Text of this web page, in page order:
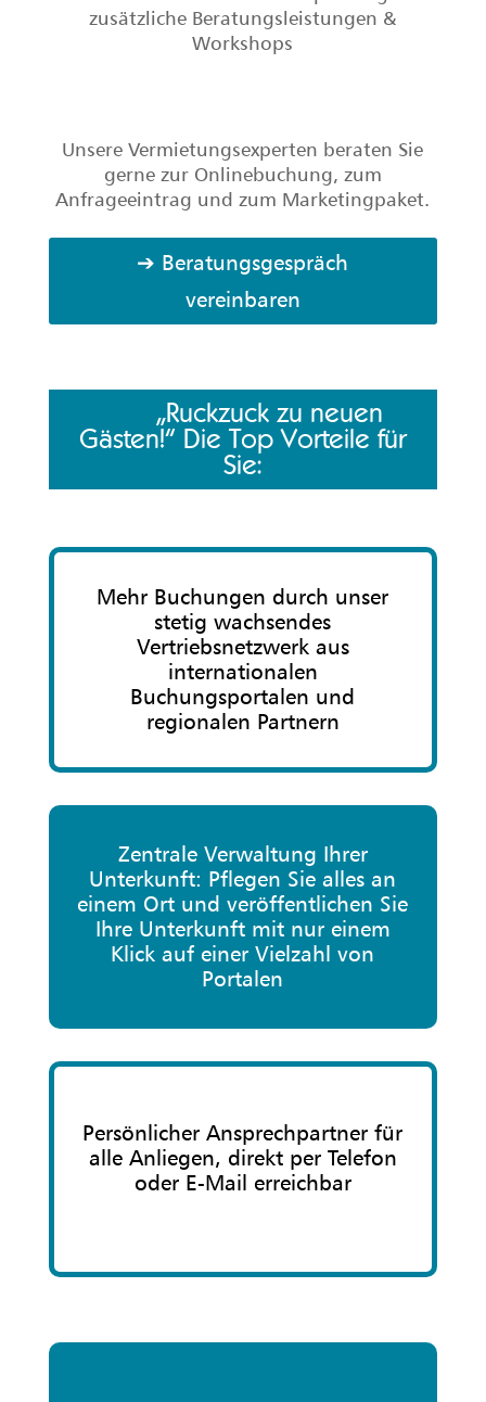
zusätzliche Beratungsleistungen &
Workshops
Unsere Vermietungsexperten beraten Sie
gerne zur Onlinebuchung, zum
Anfrageeintrag und zum Marketingpaket.
➔ Beratungsgespräch
vereinbaren
„Ruckzuck zu neuen
Gästen!“ Die Top Vorteile für
Sie:
Mehr Buchungen durch unser
stetig wachsendes
Vertriebsnetzwerk aus
internationalen
Buchungsportalen und
regionalen Partnern
Zentrale Verwaltung Ihrer
Unterkunft: Pflegen Sie alles an
einem Ort und veröffentlichen Sie
Ihre Unterkunft mit nur einem
Klick auf einer Vielzahl von
Portalen
Persönlicher Ansprechpartner für
alle Anliegen, direkt per Telefon
oder E-Mail erreichbar